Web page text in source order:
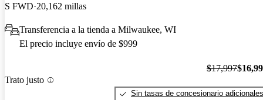
S FWD 20,162 millas
Transferencia a la tienda a Milwaukee, WI
El precio incluye envío de $999
Trato justo
$17,997
Sin tasas de concesionario adicionales